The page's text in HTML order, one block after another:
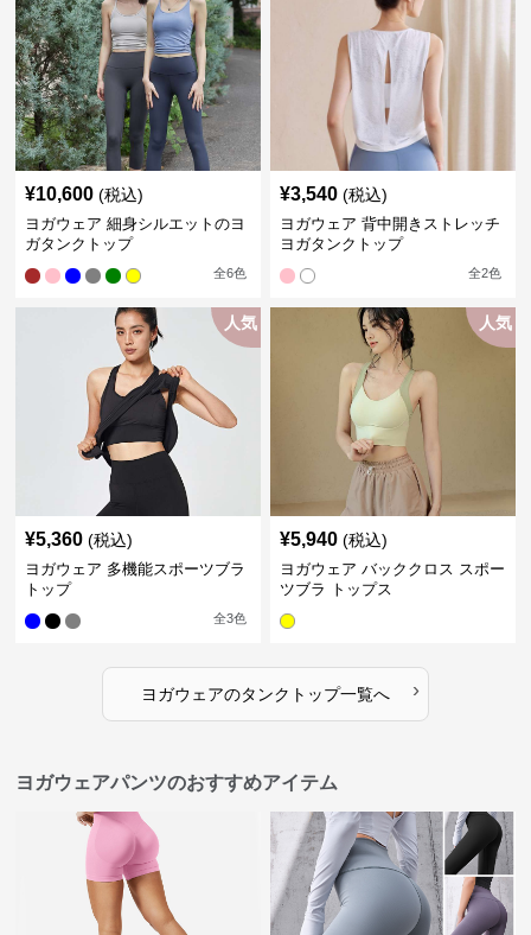
¥10,600 (税込)
ヨガウェア 細身シルエットのヨ
ガタンクトップ
全6色
¥3,540 (税込)
ヨガウェア 背中開きストレッチ
ヨガタンクトップ
全2色
人気
¥5,360 (税込)
ヨガウェア 多機能スポーツブラ
トップ
全3色
人気
¥5,940 (税込)
ヨガウェア バッククロス スポー
ツブラ トップス
ヨガウェアのタンクトップ一覧へ ›
ヨガウェアパンツのおすすめアイテム